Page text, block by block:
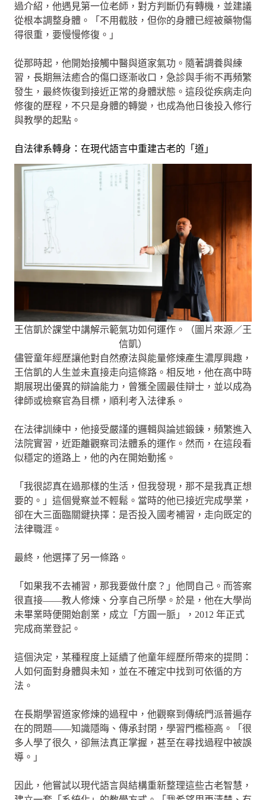
過介紹，他遇見第一位老師，對方判斷仍有轉機，並建議
從根本調整身體。「不用截肢，但你的身體已經被藥物傷
得很重，要慢慢修復。」
從那時起，他開始接觸中醫與道家氣功。隨著調養與練
習，長期無法癒合的傷口逐漸收口，急診與手術不再頻繁
發生，最終恢復到接近正常的身體狀態。這段從疾病走向
修復的歷程，不只是身體的轉變，也成為他日後投入修行
與教學的起點。
自法律系轉身：在現代語言中重建古老的「道」
王信凱於課堂中講解示範氣功如何運作。（圖片來源／王
信凱）
儘管童年經歷讓他對自然療法與能量修煉產生濃厚興趣，
王信凱的人生並未直接走向這條路。相反地，他在高中時
期展現出優異的辯論能力，曾獲全國最佳辯士，並以成為
律師或檢察官為目標，順利考入法律系。
在法律訓練中，他接受嚴謹的邏輯與論述鍛鍊，頻繁進入
法院實習，近距離觀察司法體系的運作。然而，在這段看
似穩定的道路上，他的內在開始動搖。
「我很認真在過那樣的生活，但我發現，那不是我真正想
要的。」這個覺察並不輕鬆。當時的他已接近完成學業，
卻在大三面臨關鍵抉擇：是否投入國考補習，走向既定的
法律職涯。
最終，他選擇了另一條路。
「如果我不去補習，那我要做什麼？」他問自己。而答案
很直接——教人修煉、分享自己所學。於是，他在大學尚
未畢業時便開始創業，成立「方圓一脈」，2012 年正式
完成商業登記。
這個決定，某種程度上延續了他童年經歷所帶來的提問：
人如何面對身體與未知，並在不確定中找到可依循的方
法。
在長期學習道家修煉的過程中，他觀察到傳統門派普遍存
在的問題——知識隱晦、傳承封閉，學習門檻極高。「很
多人學了很久，卻無法真正掌握，甚至在尋找過程中被誤
導。」
因此，他嘗試以現代語言與結構重新整理這些古老智慧，